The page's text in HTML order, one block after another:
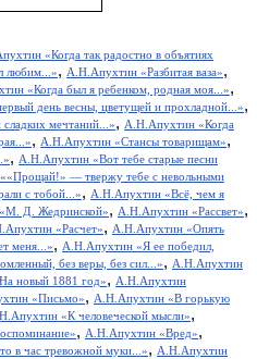
«Когда так радостно в объятиях
любим...», А.Н.Апухтин «Разбитая ваза»,
«Когда был я ребенком, родная моя...»,
день весны, цветущей и прохладной...»,
мечтаний...», А.Н.Апухтин «Когда
, А.Н.Апухтин «Стансы товарищам»,
, А.Н.Апухтин «Вот тебе старые песни
— твержу тебе с невольными
с тобой...», А.Н.Апухтин «Всё, чем я
Д. Жедринской», А.Н.Апухтин «Рассвет»,
«Расчет», А.Н.Апухтин «Опять
меня...», А.Н.Апухтин «Я ее победил,
без веры, без сил...», А.Н.Апухтин
новый 1881 год», А.Н.Апухтин
«Письмо», А.Н.Апухтин «В горькую
«К человеческой мысли»,
, А.Н.Апухтин «Вред»,
в час тревожной муки...», А.Н.Апухтин